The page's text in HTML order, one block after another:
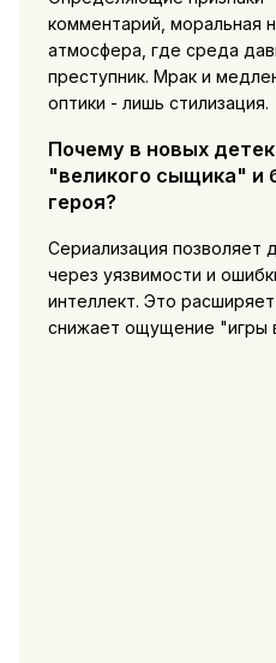
комментарий, моральная
атмосфера, где среда
преступник. Мрак и
оптики - лишь стилизация.
Почему в новых
"великого сыщика" и
героя?
Сериализация позволяет
через уязвимости и
интеллект. Это
снижает ощущение "игры